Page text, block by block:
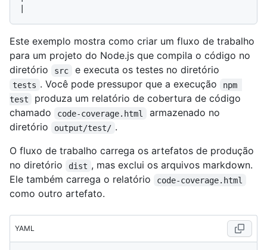
Este exemplo mostra como criar um fluxo de trabalho
para um projeto do Node.js que compila o código no
diretório
src e executa os testes no diretório
tests . Você pode pressupor que a execução
npm
test
produza um relatório de cobertura de código
chamado
code-coverage.html
armazenado no
diretório
output/test/ .
O fluxo de trabalho carrega os artefatos de produção
no diretório
dist , mas exclui os arquivos markdown.
Ele também carrega o relatório
code-coverage.html
como outro artefato.
YAML